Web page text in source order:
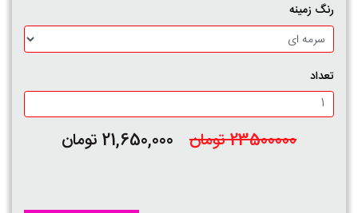
رنگ زمینه
تعداد
23500000 تومان 21,650,000 تومان